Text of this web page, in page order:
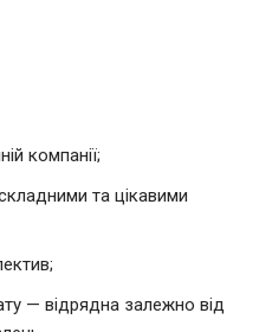
компанії;
та цікавими
— відрядна залежно від